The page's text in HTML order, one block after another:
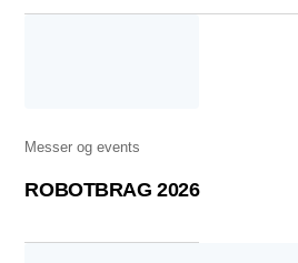
Messer og events
ROBOTBRAG 2026